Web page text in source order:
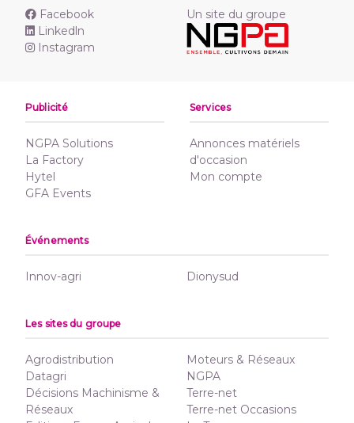
Facebook
Linkedln
Instagram
Un site du groupe
Publicité
NGPA Solutions
La Factory
Hytel
GFA Events
Services
Annonces matériels
d'occasion
Mon compte
Événements
Innov-agri Dionysud
Les sites du groupe
Agrodistribution
Datagri
Décisions Machinisme &
Réseaux
Moteurs & Réseaux
NGPA
Terre-net
Terre-net Occasions